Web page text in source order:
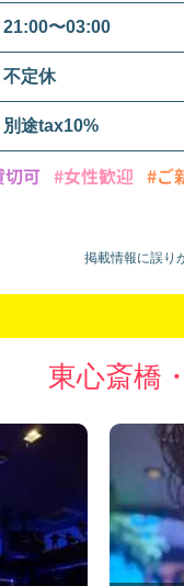
21:00〜03:00
不定休
別途tax10%
切可 #女性歓迎 #ご
掲載情報に誤り
東心斎橋